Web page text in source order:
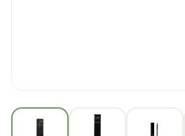
View larger image
View larger